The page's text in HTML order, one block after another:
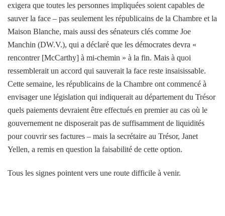
exigera que toutes les personnes impliquées soient capables de
sauver la face – pas seulement les républicains de la Chambre et la
Maison Blanche, mais aussi des sénateurs clés comme Joe
Manchin (DW.V.), qui a déclaré que les démocrates devra «
rencontrer [McCarthy] à mi-chemin » à la fin. Mais à quoi
ressemblerait un accord qui sauverait la face reste insaisissable.
Cette semaine, les républicains de la Chambre ont commencé à
envisager une législation qui indiquerait au département du Trésor
quels paiements devraient être effectués en premier au cas où le
gouvernement ne disposerait pas de suffisamment de liquidités
pour couvrir ses factures – mais la secrétaire au Trésor, Janet
Yellen, a remis en question la faisabilité de cette option.
Tous les signes pointent vers une route difficile à venir.